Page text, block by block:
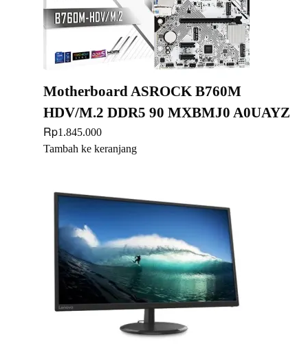
Motherboard ASROCK B760M
HDV/M.2 DDR5 90 MXBMJ0 A0UAYZ
Rp1.845.000
Tambah ke keranjang